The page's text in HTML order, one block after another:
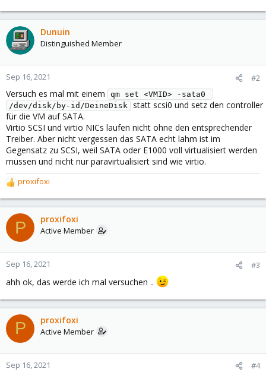
Dunuin
Distinguished Member
Sep 16, 2021 #2
Versuch es mal mit einem
qm set <VMID> -sata0
/dev/disk/by-id/DeineDisk
statt scsi0 und setz den controller
für die VM auf SATA.
Virtio SCSI und virtio NICs laufen nicht ohne den entsprechender
Treiber. Aber nicht vergessen das SATA echt lahm ist im
Gegensatz zu SCSI, weil SATA oder E1000 voll virtualisiert werden
müssen und nicht nur paravirtualisiert sind wie virtio.
R
e
a
c
t
o
n
:
proxifoxi
P proxifoxi
Active Member
Sep 16, 2021 #3
ahh ok, das werde ich mal versuchen ..
P proxifoxi
Active Member
Sep 16, 2021 #4